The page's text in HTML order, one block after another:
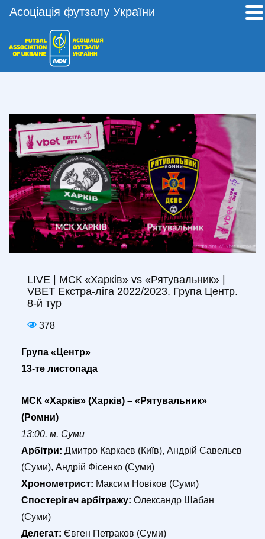
LIVE | МСК «Харків» vs «Рятувальник» |
VBET Екстра-ліга 2022/2023. Група Центр.
8-й тур
378
Група «Центр»
13-те листопада
МСК «Харків» (Харків) – «Рятувальник»
(Ромни)
13:00. м. Суми
Арбітри: Дмитро Каркаєв (Київ), Андрій Савельєв
(Суми), Андрій Фісенко (Суми)
Хронометрист: Максим Новіков (Суми)
Спостерігач арбітражу: Олександр Шабан
(Суми)
Делегат: Євген Петраков (Суми)
Асоціація футзалу України